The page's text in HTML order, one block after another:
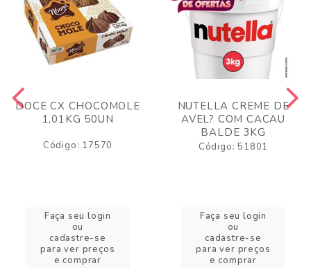
DOCE CX CHOCOMOLE
1,01KG 50UN
Código: 17570
Faça seu login
ou
cadastre-se
para ver preços
e comprar
NUTELLA CREME DE
AVEL? COM CACAU
BALDE 3KG
Código: 51801
Faça seu login
ou
cadastre-se
para ver preços
e comprar